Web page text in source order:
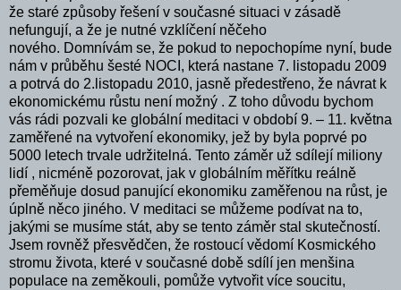
že staré způsoby řešení v současné situaci v zásadě
nefungují, a že je nutné vzklíčení něčeho
nového. Domnívám se, že pokud to nepochopíme nyní, bude
nám v průběhu šesté NOCI, která nastane 7. listopadu 2009
a potrvá do 2.listopadu 2010, jasně předestřeno, že návrat k
ekonomickému růstu není možný . Z toho důvodu bychom
vás rádi pozvali ke globální meditaci v období 9. – 11. května
zaměřené na vytvoření ekonomiky, jež by byla poprvé po
5000 letech trvale udržitelná. Tento záměr už sdílejí miliony
lidí , nicméně pozorovat, jak v globálním měřítku reálně
přeměňuje dosud panující ekonomiku zaměřenou na růst, je
úplně něco jiného. V meditaci se můžeme podívat na to,
jakými se musíme stát, aby se tento záměr stal skutečností.
Jsem rovněž přesvědčen, že rostoucí vědomí Kosmického
stromu života, které v současné době sdílí jen menšina
populace na zeměkouli, pomůže vytvořit více soucitu,